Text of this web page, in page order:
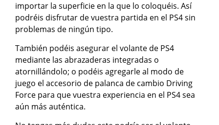
importar la superficie en la que lo coloquéis. Así
podréis disfrutar de vuestra partida en el PS4 sin
problemas de ningún tipo.
También podéis asegurar el volante de PS4
mediante las abrazaderas integradas o
atornillándolo; o podéis agregarle al modo de
juego el accesorio de palanca de cambio Driving
Force para que vuestra experiencia en el PS4 sea
aún más auténtica.